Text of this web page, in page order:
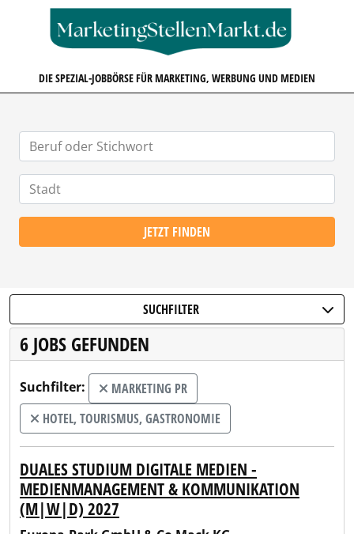
DIE SPEZIAL-JOBBÖRSE FÜR MARKETING, WERBUNG UND MEDIEN
JETZT FINDEN
SUCHFILTER
6 JOBS GEFUNDEN
Suchfilter:
MARKETING PR
HOTEL, TOURISMUS, GASTRONOMIE
DUALES STUDIUM DIGITALE MEDIEN -
MEDIENMANAGEMENT & KOMMUNIKATION
(M|W|D) 2027